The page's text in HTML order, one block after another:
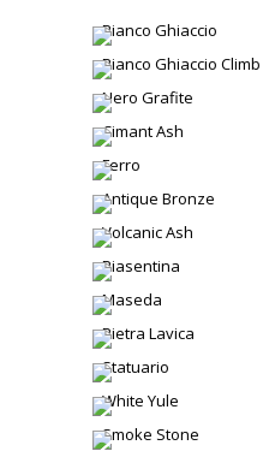
Bianco Ghiaccio
Bianco Ghiaccio Climb
Nero Grafite
Cimant Ash
Ferro
Antique Bronze
Volcanic Ash
Piasentina
Maseda
Pietra Lavica
Statuario
White Yule
Smoke Stone